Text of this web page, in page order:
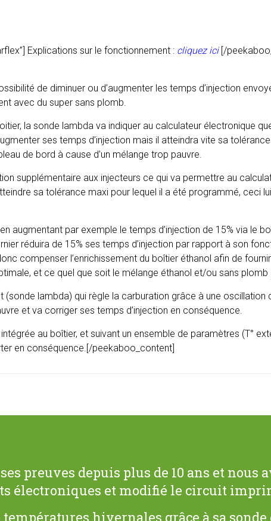
Explications sur le fonctionnement : cliquez ici[/
de diminuer ou d’augmenter les temps d’injection
avec du super sans plomb.
la sonde lambda va indiquer au calculateur électronique
ses temps d’injection mais il atteindra vite sa
de bord à cause d’un mélange trop pauvre.
supplémentaire aux injecteurs ce qui va permettre au
sa tolérance maxi pour lequel il a été programmé, ceci
augmentant par exemple le temps d’injection de 15% via le
réduira de 15% ses temps d’injection par rapport à son
compenser l’enrichissement du boîtier éthanol afin de
et ce quel que soit le mélange éthanol et/ou sans plomb
(sonde lambda) qui règle la carburation grâce à une
et va corriger ses temps d’injection en conséquence.
au boîtier, et suivant un ensemble de paramètres (T°
en conséquence.[/peekaboo_content]
preuves depuis plus de 10 ans et nous
électroniques et modifié le circuit
hivernales grâce à sa